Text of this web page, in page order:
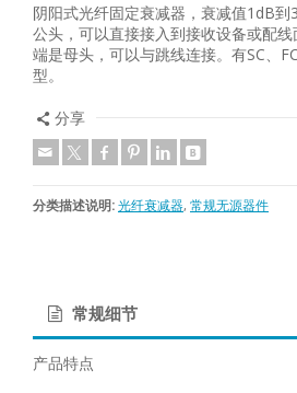
阴阳式光纤固定衰减器，衰减值1dB
公头，可以直接接入到接收设备或配
端是母头，可以与跳线连接。有SC、
型。
分享
分类描述说明: 光纤衰减器, 常规无源器件
常规细节
产品特点